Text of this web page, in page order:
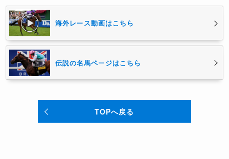
海外レース動画はこちら
伝説の名馬ページはこちら
TOPへ戻る